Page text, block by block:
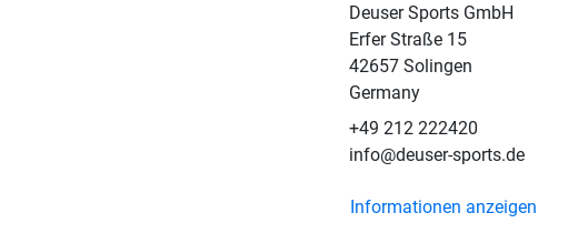
Deuser Sports GmbH
Erfer Straße 15
42657 Solingen
Germany
+49 212 222420
info@deuser-sports.de
Informationen anzeigen